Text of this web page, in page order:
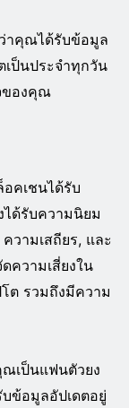
ว่าคุณได้รับข้อมูล
เป็นประจำทุกวัน
ของคุณ
คเชนได้รับ
ด้รับความนิยม
วามเสถียร, และ
ความเสี่ยงใน
ต รวมถึงมีความ
ณเป็นแฟนตัวยง
ข้อมูลอัปเดตอยู่